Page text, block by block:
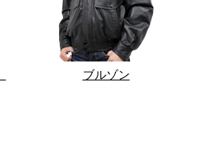
ブルゾン